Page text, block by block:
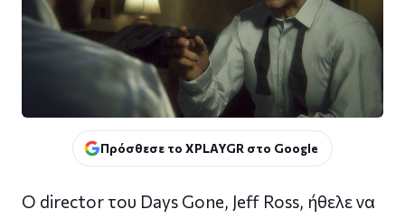
Πρόσθεσε το XPLAYGR στο Google
Ο director του Days Gone, Jeff Ross, ήθελε να